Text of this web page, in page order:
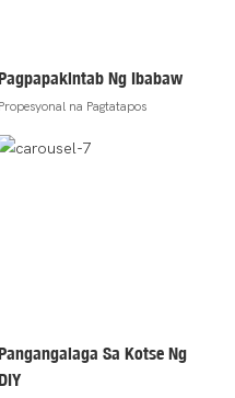
Ng Ibabaw
Propesyonal na Pagtatapos
Sa Kotse Ng
DIY